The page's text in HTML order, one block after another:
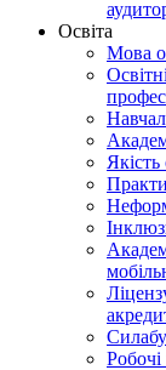
Освіта
Мова
Якість